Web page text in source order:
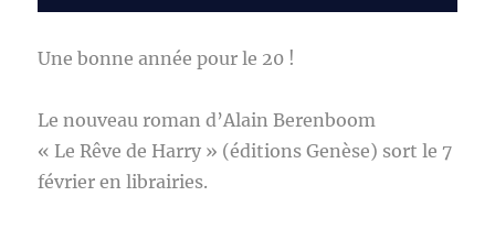
Une bonne année pour le 20 !
Le nouveau roman d’Alain Berenboom
« Le Rêve de Harry » (éditions Genèse) sort le 7
février en librairies.